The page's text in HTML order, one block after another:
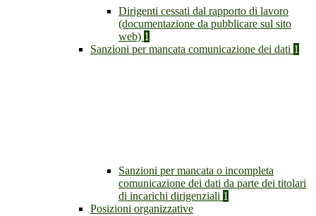
Dirigenti cessati dal rapporto di lavoro
(documentazione da pubblicare sul sito
web) 1
Sanzioni per mancata comunicazione dei dati 1
Sanzioni per mancata o incompleta
comunicazione dei dati da parte dei titolari
di incarichi dirigenziali 1
Posizioni organizzative